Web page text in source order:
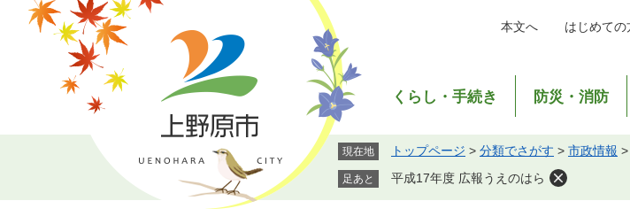
で
ば
本
本文へ はじめての
くらし・手続き 防災・消防
現在地 トップページ > 分類でさがす > 市政情報 >
足あと 平成17年度 広報うえのはら